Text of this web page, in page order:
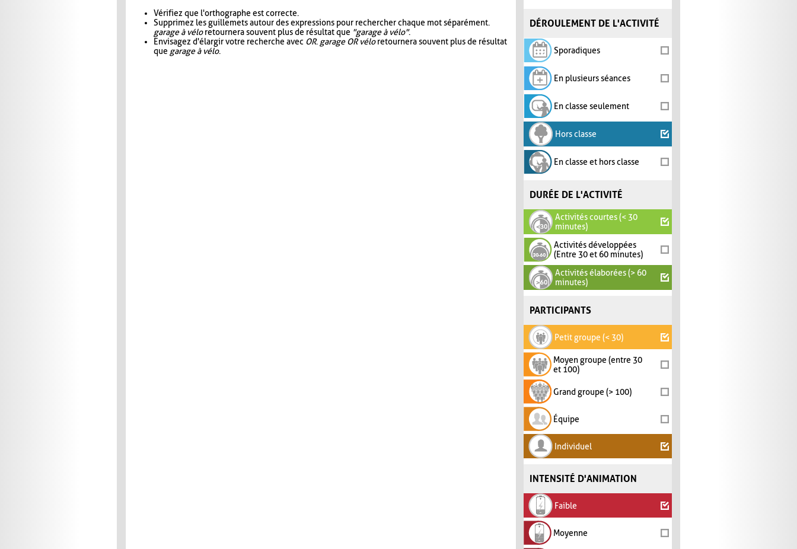
DÉROULEMENT DE L'ACTIVITÉ
Sporadiques
En plusieurs séances
En classe seulement
Hors classe
En classe et hors classe
DURÉE DE L'ACTIVITÉ
Activités courtes (< 30
minutes)
Activités développées
(Entre 30 et 60 minutes)
Activités élaborées (> 60
minutes)
PARTICIPANTS
Petit groupe (< 30)
Moyen groupe (entre 30
et 100)
Grand groupe (> 100)
Équipe
Individuel
INTENSITÉ D'ANIMATION
Faible
Moyenne
Vérifiez que l'orthographe est correcte.
Supprimez les guillemets autour des expressions pour rechercher chaque mot séparément.
garage à véloretournera souvent plus de résultat que "garage à vélo".
Envisagez d'élargir votre recherche avec OR. garage OR véloretournera souvent plus de résultat
que garage à vélo.